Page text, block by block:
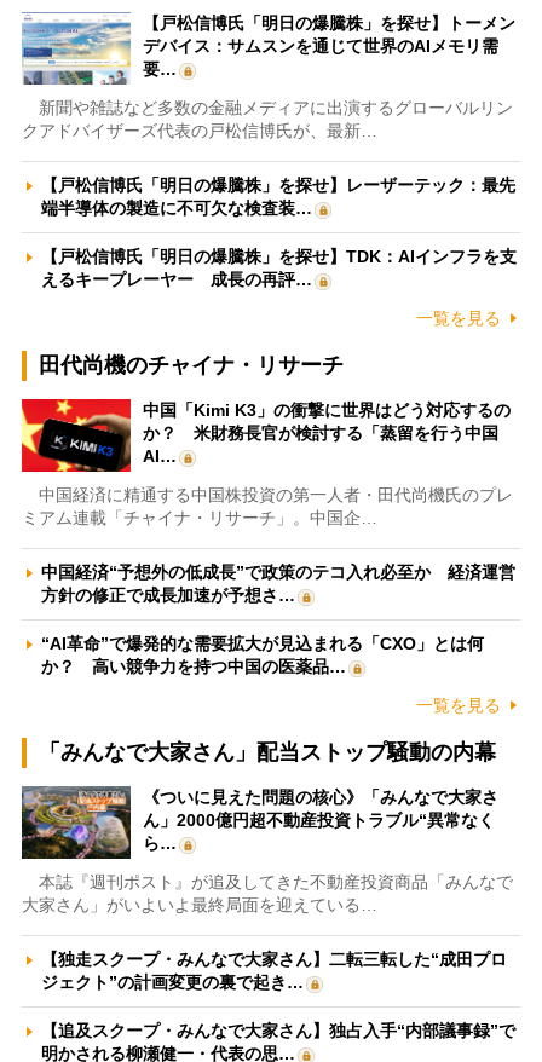
【戸松信博氏「明日の爆騰株」を探せ】トーメン
デバイス：サムスンを通じて世界のAIメモリ需
要…
新聞や雑誌など多数の金融メディアに出演するグローバルリン
クアドバイザーズ代表の戸松信博氏が、最新…
【戸松信博氏「明日の爆騰株」を探せ】レーザーテック：最先
端半導体の製造に不可欠な検査装…
【戸松信博氏「明日の爆騰株」を探せ】TDK：AIインフラを支
えるキープレーヤー 成長の再評…
一覧を見る
田代尚機のチャイナ・リサーチ
中国「Kimi K3」の衝撃に世界はどう対応するの
か？ 米財務長官が検討する「蒸留を行う中国
AI…
中国経済に精通する中国株投資の第一人者・田代尚機氏のプレ
ミアム連載「チャイナ・リサーチ」。中国企…
中国経済“予想外の低成長”で政策のテコ入れ必至か 経済運営
方針の修正で成長加速が予想さ…
“AI革命”で爆発的な需要拡大が見込まれる「CXO」とは何
か？ 高い競争力を持つ中国の医薬品…
一覧を見る
「みんなで大家さん」配当ストップ騒動の内幕
《ついに見えた問題の核心》「みんなで大家さ
ん」2000億円超不動産投資トラブル“異常なく
ら…
本誌『週刊ポスト』が追及してきた不動産投資商品「みんなで
大家さん」がいよいよ最終局面を迎えている…
【独走スクープ・みんなで大家さん】二転三転した“成田プロ
ジェクト”の計画変更の裏で起き…
【追及スクープ・みんなで大家さん】独占入手“内部議事録”で
明かされる柳瀬健一・代表の思…